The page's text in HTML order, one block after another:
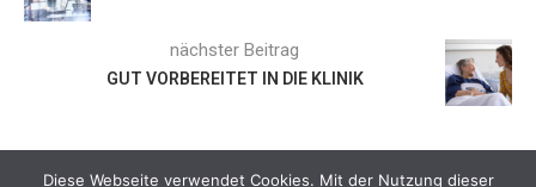
nächster Beitrag
GUT VORBEREITET IN DIE KLINIK
Diese Webseite verwendet Cookies. Mit der Nutzung dieser